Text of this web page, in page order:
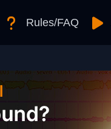
Rules/FAQ